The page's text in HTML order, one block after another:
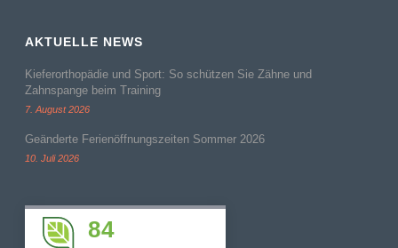
AKTUELLE NEWS
Kieferorthopädie und Sport: So schützen Sie Zähne und
Zahnspange beim Training
7. August 2026
Geänderte Ferienöffnungszeiten Sommer 2026
10. Juli 2026
84